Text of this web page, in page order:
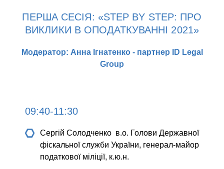
ПЕРША СЕСІЯ: «STEP BY STEP: ПРО
ВИКЛИКИ В ОПОДАТКУВАННІ 2021»
Модератор: Анна Ігнатенко - партнер ID Legal
Group
09:40-11:30
Сергій Солодченко в.о. Голови Державної
фіскальної служби України, генерал-майор
податкової міліції, к.ю.н.